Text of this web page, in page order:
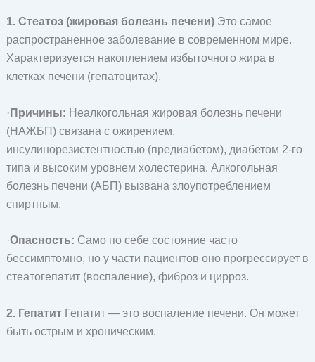
1. Стеатоз (жировая болезнь печени)Это самое
распространенное заболевание в современном мире.
Характеризуется накоплением избыточного жира в
клетках печени (гепатоцитах).
· Причины: Неалкогольная жировая болезнь печени
(НАЖБП) связана с ожирением,
инсулинорезистентностью (предиабетом), диабетом 2-го
типа и высоким уровнем холестерина. Алкогольная
болезнь печени (АБП) вызвана злоупотреблением
спиртным.
·Опасность: Само по себе состояние часто
бессимптомно, но у части пациентов оно прогрессирует в
стеатогепатит (воспаление), фиброз и цирроз.
2. ГепатитГепатит — это воспаление печени. Он может
быть острым и хроническим.